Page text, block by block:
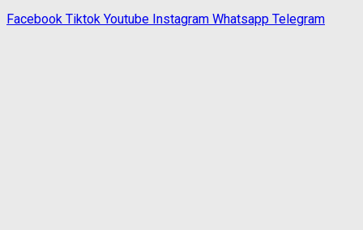
Facebook Tiktok Youtube Instagram Whatsapp Telegram